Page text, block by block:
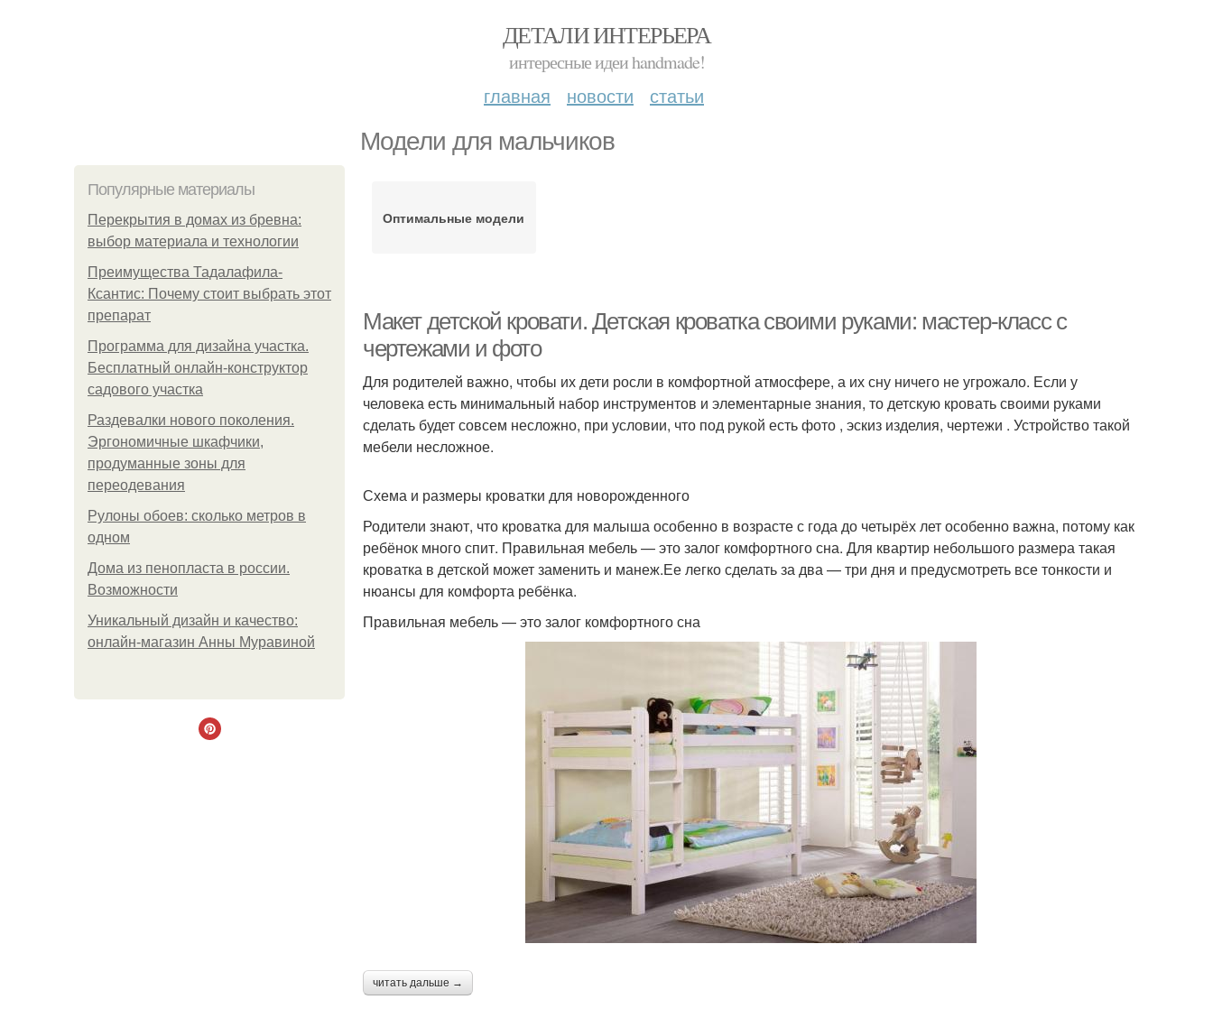
ДЕТАЛИ ИНТЕРЬЕРА
интересные идеи handmade!
главная новости статьи
Модели для мальчиков
Популярные материалы
Перекрытия в домах из бревна:
выбор материала и технологии
Преимущества Тадалафила-
Ксантис: Почему стоит выбрать этот
препарат
Программа для дизайна участка.
Бесплатный онлайн-конструктор
садового участка
Раздевалки нового поколения.
Эргономичные шкафчики,
продуманные зоны для
переодевания
Рулоны обоев: сколько метров в
одном
Дома из пенопласта в россии.
Возможности
Уникальный дизайн и качество:
онлайн-магазин Анны Муравиной
Оптимальные модели
Макет детской кровати. Детская кроватка своими руками: мастер-класс с
чертежами и фото
Для родителей важно, чтобы их дети росли в комфортной атмосфере, а их сну ничего не угрожало. Если у
человека есть минимальный набор инструментов и элементарные знания, то детскую кровать своими руками
сделать будет совсем несложно, при условии, что под рукой есть фото , эскиз изделия, чертежи . Устройство такой
мебели несложное.
Схема и размеры кроватки для новорожденного
Родители знают, что кроватка для малыша особенно в возрасте с года до четырёх лет особенно важна, потому как
ребёнок много спит. Правильная мебель — это залог комфортного сна. Для квартир небольшого размера такая
кроватка в детской может заменить и манеж.Ее легко сделать за два — три дня и предусмотреть все тонкости и
нюансы для комфорта ребёнка.
Правильная мебель — это залог комфортного сна
читать дальше →